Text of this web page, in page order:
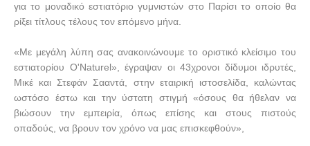
για το μοναδικό εστιατόριο γυμνιστών στο Παρίσι το οποίο θα
ρίξει τίτλους τέλους τον επόμενο μήνα.
«Με μεγάλη λύπη σας ανακοινώνουμε το οριστικό κλείσιμο του
εστιατορίου O'Naturel», έγραψαν οι 43χρονοι δίδυμοι ιδρυτές,
Μικέ και Στεφάν Σααντά, στην εταιρική ιστοσελίδα, καλώντας
ωστόσο έστω και την ύστατη στιγμή «όσους θα ήθελαν να
βιώσουν την εμπειρία, όπως επίσης και στους πιστούς
οπαδούς, να βρουν τον χρόνο να μας επισκεφθούν»,